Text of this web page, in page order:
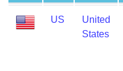
Generator
US
United
States